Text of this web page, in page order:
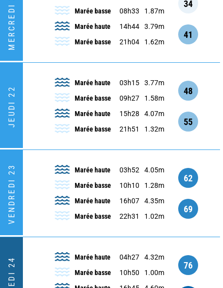
MERCREDI 21
Marée basse
08h33 1.87m
34
Marée haute 14h44
3.79m
Marée basse
21h04 1.62m
41
JEUDI 22
Marée haute 03h15
3.77m
Marée basse
09h27 1.58m
48
Marée haute 15h28
4.07m
Marée basse
21h51 1.32m
55
VENDREDI 23 Marée haute 03h52
4.05m
Marée basse
10h10 1.28m
62
Marée haute 16h07
4.35m
Marée basse
22h31 1.02m
69
Marée haute 04h27
4.32m
Marée basse
10h50 1.00m
76